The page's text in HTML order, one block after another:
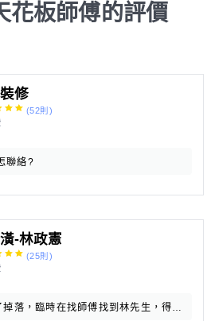
花板師傅的評價
修
(52則)
聯絡?
-林政憲
(25則)
天花板被颱風掀開了掉落，臨時在找師傅找到林先生，得益木作裝潢，星期一幫我施工完成，兩位師傅認真專業做的很漂亮也完美給5顆星星